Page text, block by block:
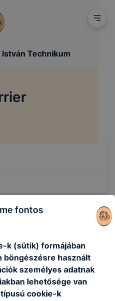
Technikum
követően az
pályázók
vesznek részt az
Az alkalmazásról az
a Szegedi
fontos
k (sütik) formájában
böngészésre használt
személyes adatnak
lehetősége van
cookie-k